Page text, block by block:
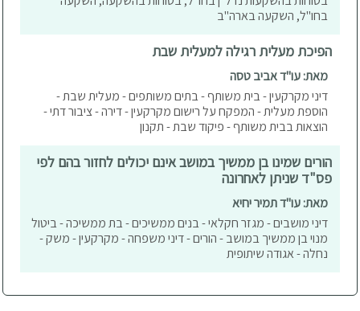
בחו"ל, השקעה בארה"ב
הפיכת מעלית רגילה למעלית שבת
מאת: עו"ד אביב טסה
דיני מקרקעין - בית משותף - בתים משותפים - מעלית שבת -
הוספת מעלית - המפקח על רישום מקרקעין - דירה - ציבור דתי -
הוצאות בבית משותף - פיקוד שבת - תקנון
הורים שמינו בן ממשיך במושב אינם יכולים לחזור בהם לפי
פס"ד שניתן לאחרונה
מאת: עו"ד תמיר יחיא
דיני מושבים - מגזר חקלאי - בנים ממשיכים - בת ממשיכה - ביטול
מנוי בן ממשיך במושב - הורים - דיני משפחה - מקרקעין - משק -
נחלה - אגודה שיתופית